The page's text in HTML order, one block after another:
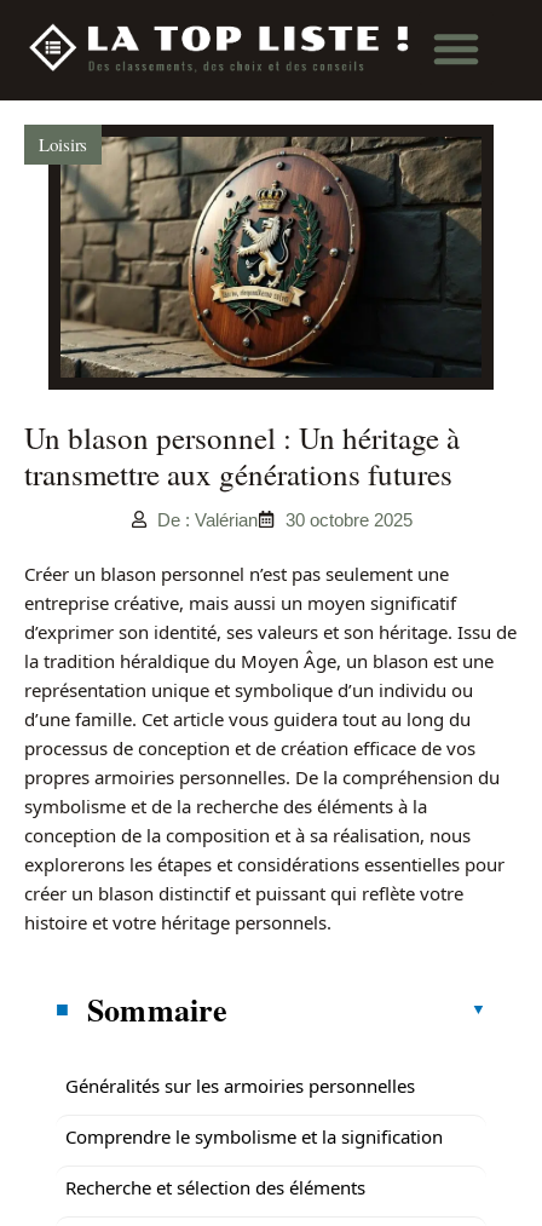
Loisirs
Un blason personnel : Un héritage à
transmettre aux générations futures
De : Valérian 30 octobre 2025
Créer un blason personnel n’est pas seulement une
entreprise créative, mais aussi un moyen significatif
d’exprimer son identité, ses valeurs et son héritage. Issu de
la tradition héraldique du Moyen Âge, un blason est une
représentation unique et symbolique d’un individu ou
d’une famille. Cet article vous guidera tout au long du
processus de conception et de création efficace de vos
propres armoiries personnelles. De la compréhension du
symbolisme et de la recherche des éléments à la
conception de la composition et à sa réalisation, nous
explorerons les étapes et considérations essentielles pour
créer un blason distinctif et puissant qui reflète votre
histoire et votre héritage personnels.
Sommaire
Généralités sur les armoiries personnelles
Comprendre le symbolisme et la signification
Recherche et sélection des éléments